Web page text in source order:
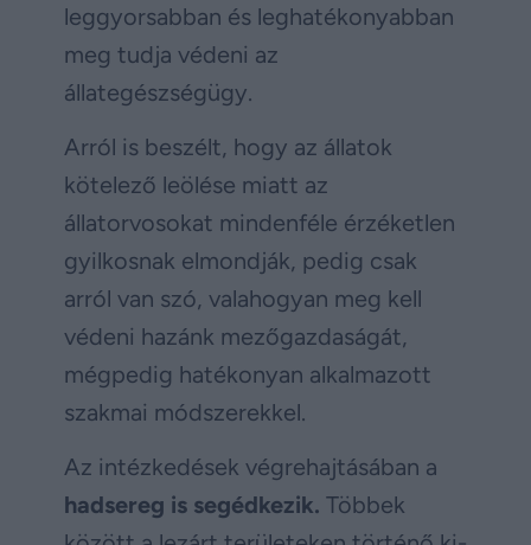
leggyorsabban és leghatékonyabban
meg tudja védeni az
állategészségügy.
Arról is beszélt, hogy az állatok
kötelező leölése miatt az
állatorvosokat mindenféle érzéketlen
gyilkosnak elmondják, pedig csak
arról van szó, valahogyan meg kell
védeni hazánk mezőgazdaságát,
mégpedig hatékonyan alkalmazott
szakmai módszerekkel.
Az intézkedések végrehajtásában a
hadsereg is segédkezik. Többek